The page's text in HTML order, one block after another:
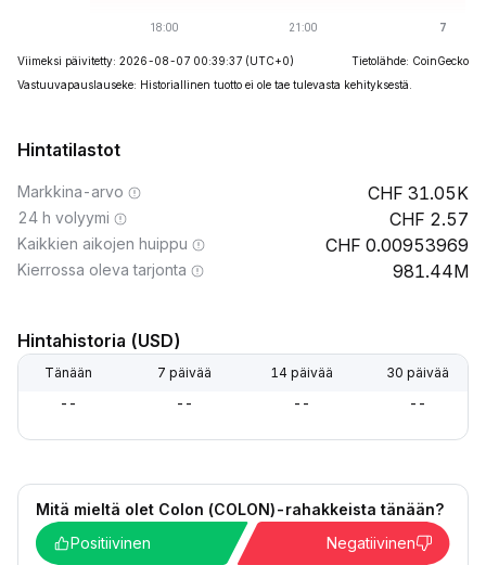
Viimeksi päivitetty: 2026-08-07 00:39:37 (UTC+0)
Tietolähde: CoinGecko
Vastuuvapauslauseke: Historiallinen tuotto ei ole tae tulevasta kehityksestä.
Hintatilastot
Markkina-arvo 31.05K
24 h volyymi 2.57
Kaikkien aikojen huippu 0.00953969
Kierrossa oleva tarjonta 981.44M
Hintahistoria (USD)
Tänään 7 päivää 14 päivää 30 päivää
-- -- -- --
Mitä mieltä olet Colon (COLON)-rahakkeista tänään?
Positiivinen
Negatiivinen